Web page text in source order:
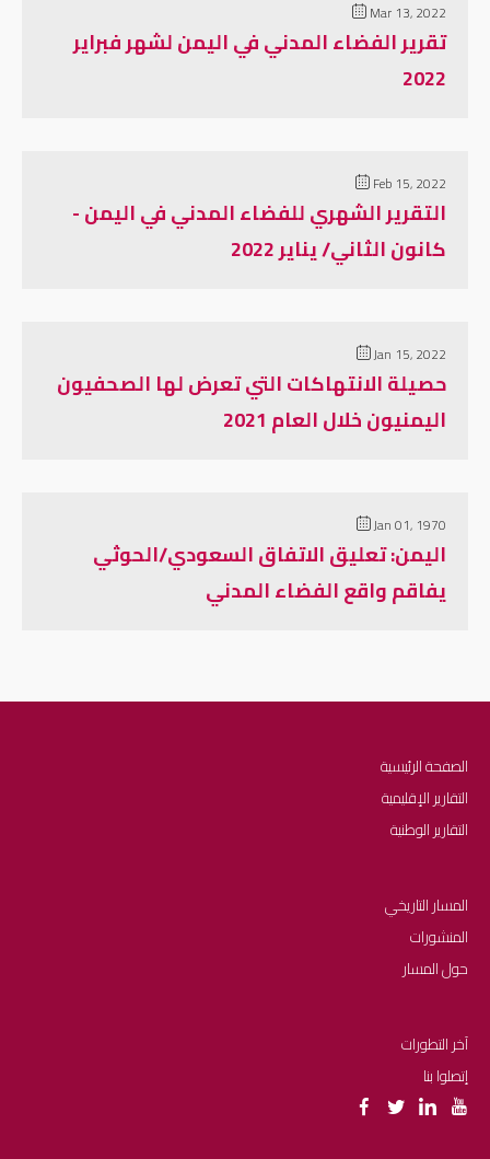
Mar 13, 2022
تقرير الفضاء المدني في اليمن لشهر فبراير
2022
Feb 15, 2022
التقرير الشهري للفضاء المدني في اليمن -
كانون الثاني/ يناير 2022
Jan 15, 2022
حصيلة الانتهاكات التي تعرض لها الصحفيون
اليمنيون خلال العام 2021
Jan 01, 1970
اليمن: تعليق الاتفاق السعودي/الحوثي
يفاقم واقع الفضاء المدني
الصفحة الرئيسية
التقارير الإقليمية
التقارير الوطنية
المسار التاريخي
المنشورات
حول المسار
آخر التطورات
إتصلوا بنا